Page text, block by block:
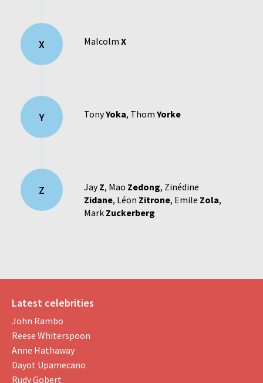
X Malcolm X
Y TonyYoka, Thom Yorke
Z JayZ, Mao Zedong, Zinédine
Zidane, Léon Zitrone, Emile Zola,
Mark Zuckerberg
Latest celebrities
John Rambo
Reese Whiterspoon
Anne Hathaway
Dayot Upamecano
Rudy Gobert